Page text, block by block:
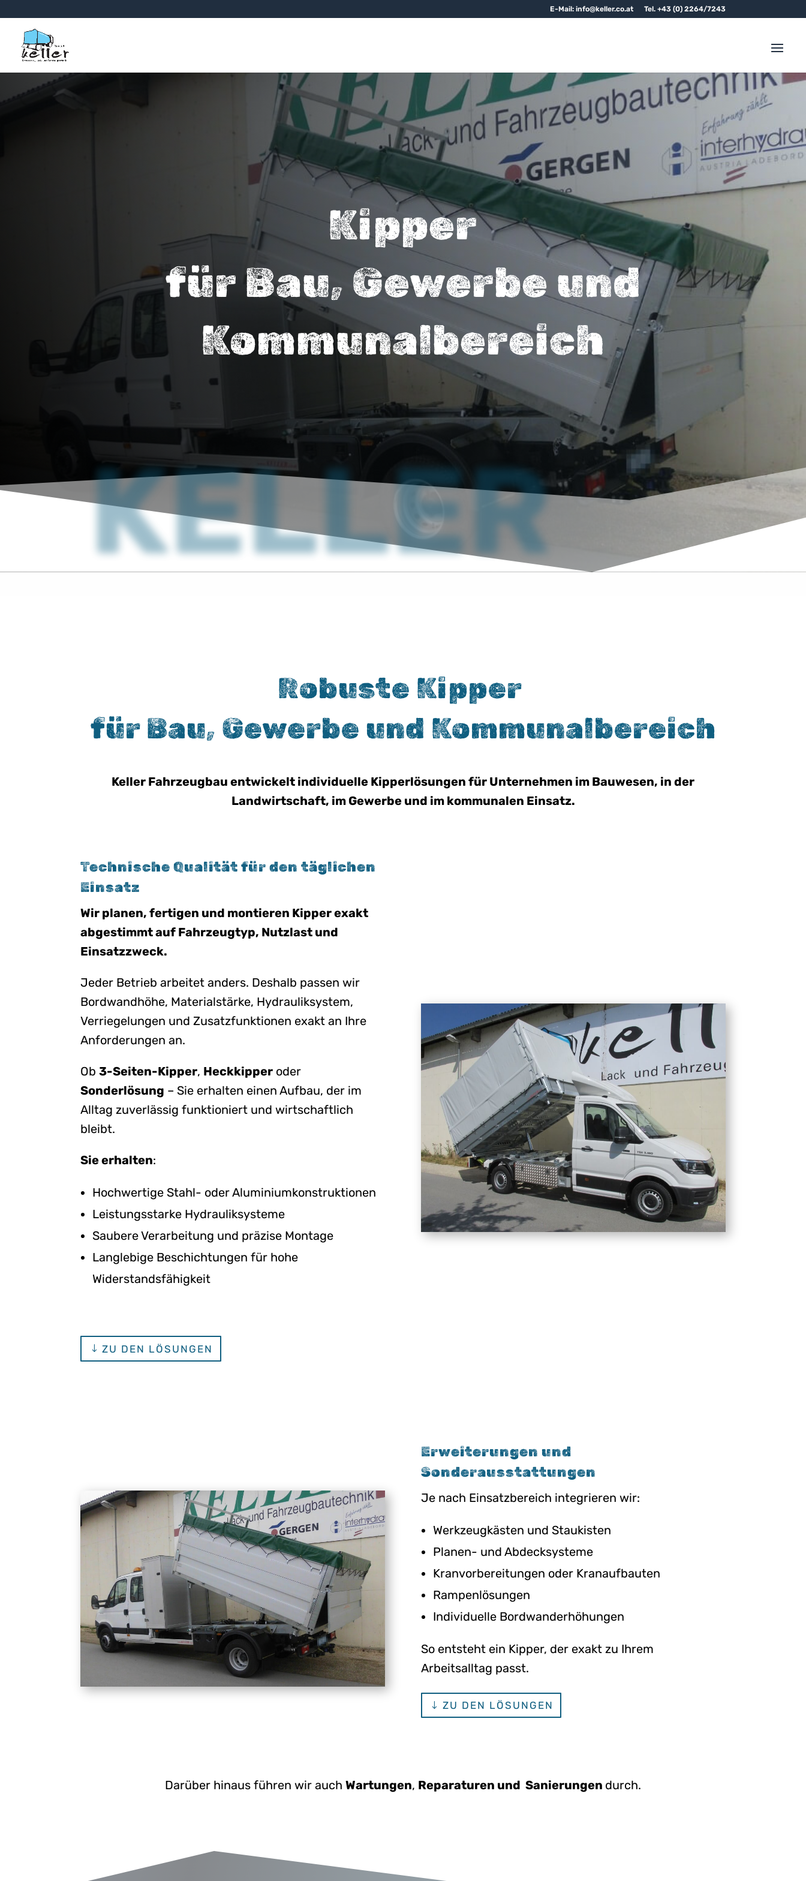
E-Mail: info@keller.co.at Tel. +43 (0) 2264/7243
Kipper
für Bau, Gewerbe und
Kommunal­bereich
KELLER
Robuste Kipper
für Bau, Gewerbe und Kommunalbereich
Keller Fahrzeugbau entwickelt individuelle Kipperlösungen für Unternehmen im Bauwesen, in der
Landwirtschaft, im Gewerbe und im kommunalen Einsatz.
Technische Qualität für den täglichen
Einsatz
Wir planen, fertigen und montieren Kipper exakt
abgestimmt auf Fahrzeugtyp, Nutzlast und
Einsatzzweck.
Jeder Betrieb arbeitet anders. Deshalb passen wir
Bordwandhöhe, Materialstärke, Hydrauliksystem,
Verriegelungen und Zusatzfunktionen exakt an Ihre
Anforderungen an.
Ob3-Seiten-Kipper, Heckkipper oder
Sonderlösung – Sie erhalten einen Aufbau, der im
Alltag zuverlässig funktioniert und wirtschaftlich
bleibt.
Sie erhalten:
Hochwertige Stahl- oder Aluminiumkonstruktionen
Leistungsstarke Hydrauliksysteme
Saubere Verarbeitung und präzise Montage
Langlebige Beschichtungen für hohe
Widerstandsfähigkeit
ZU DEN LÖSUNGEN
Erweiterungen und
Sonderausstattungen
Je nach Einsatzbereich integrieren wir:
Werkzeugkästen und Staukisten
Planen- und Abdecksysteme
Kranvorbereitungen oder Kranaufbauten
Rampenlösungen
Individuelle Bordwanderhöhungen
So entsteht ein Kipper, der exakt zu Ihrem
Arbeitsalltag passt.
ZU DEN LÖSUNGEN
Darüber hinaus führen wir auch Wartungen, Reparaturen und Sanierungen durch.